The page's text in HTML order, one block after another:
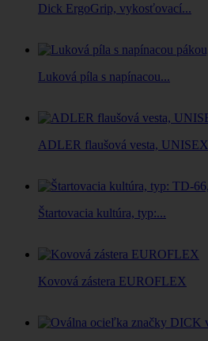
Dick ErgoGrip, vykosťovací...
Luková píla s napínacou...
ADLER flaušová vesta, UNISEX
Štartovacia kultúra, typ:...
Kovová zástera EUROFLEX